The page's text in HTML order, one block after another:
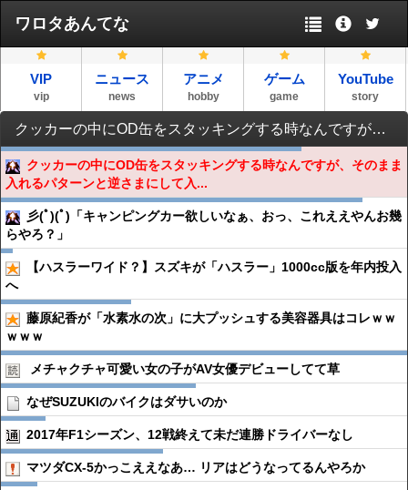
ワロタあんてな
VIP
vip
ニュース
news
アニメ
hobby
ゲーム
game
YouTube
story
クッカーの中にOD缶をスタッキングする時なんですが、そのまま入れるパターンと逆さまにして入れるパターンがありますが何か理由ってあるんでしょうか？
クッカーの中にOD缶をスタッキングする時なんですが、そのまま
入れるパターンと逆さまにして入...
彡(ﾟ)(ﾟ)「キャンピングカー欲しいなぁ、おっ、これええやんお幾
らやろ？」
【ハスラーワイド？】スズキが「ハスラー」1000cc版を年内投入
へ
藤原紀香が「水素水の次」に大プッシュする美容器具はコレｗｗ
ｗｗｗ
メチャクチャ可愛い女の子がAV女優デビューしてて草
なぜSUZUKIのバイクはダサいのか
2017年F1シーズン、12戦終えて未だ連勝ドライバーなし
マツダCX-5かっこええなあ… リアはどうなってるんやろか